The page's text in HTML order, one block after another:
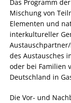
Das Programm
Mischung von
Elementen und
interkultureller
des Austausches
oder bei Familien
Deutschland in
Die Vor- und